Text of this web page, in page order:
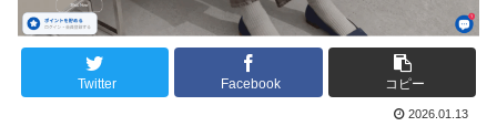
Twitter Facebook コピー
2026.01.13